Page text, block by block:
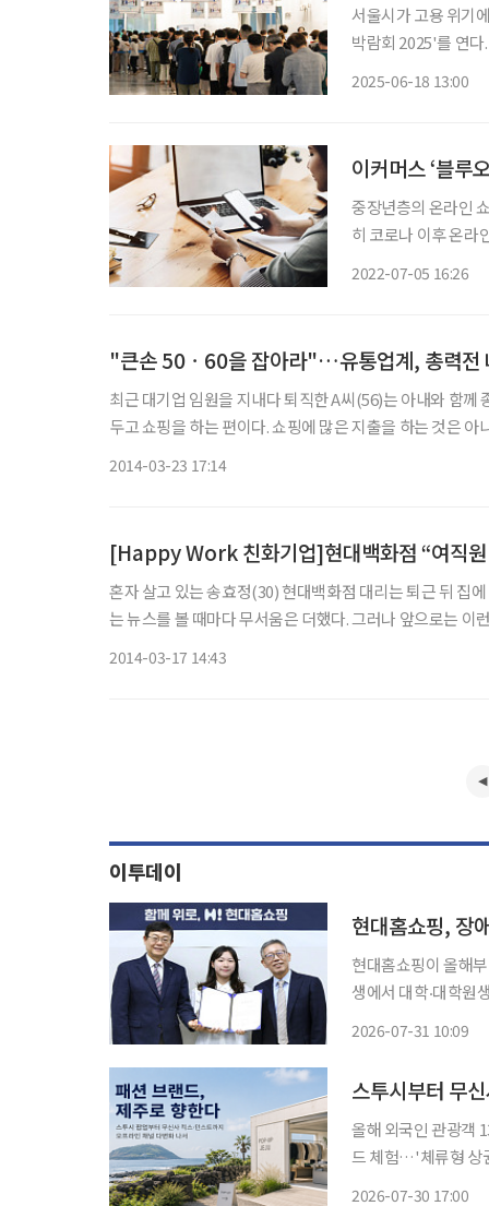
서울시가 고용 위기
박람회 2025'를 연
2025-06-18 13:00
이커머스 ‘블루
중장년층의 온라인
히 코로나 이후 온라
2022-07-05 16:26
"큰손 50ㆍ60을 잡아라"…유통업계, 총력전
최근 대기업 임원을 지내다 퇴직한 A씨(56)는 아내와 함께 종종 백화점이나 마트를
두고 쇼핑을 하는 편이다. 쇼핑에 많은 지출을 하는 것은
2014-03-23 17:14
[Happy Work 친화기업]현대백화점 “여직원
혼자 살고 있는 송효정(30) 현대백화점 대리는 퇴근 뒤 집
는 뉴스를 볼 때마다 무서움은 더했다. 그러나 앞으로는 이
2014-03-17 14:43
이투데이
현대홈쇼핑, 장
현대홈쇼핑이 올해
생에서 대학‧대학원생으로 확대해 지
2026-07-31 10:09
스투시부터 무
올해 외국인 관광객
드 체험…'체류형 상권' 주목 패션 브랜드들의 오프라인 출점 전
2026-07-30 17:00